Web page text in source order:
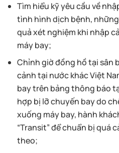
Tìm hiểu kỹ yêu cầu về
tình hình dịch bệnh,
quả xét nghiệm khi nhập
máy bay;
Chỉnh giờ đồng hồ tại sân
cảnh tại nước khác Việt
bay trên bảng thông báo
hợp bị lỡ chuyến bay do
xuống máy bay, hành
“Transit” để chuẩn bị quá
theo;